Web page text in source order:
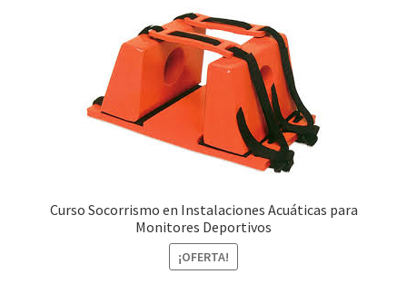
Curso Socorrismo en Instalaciones Acuáticas para
Monitores Deportivos
¡OFERTA!